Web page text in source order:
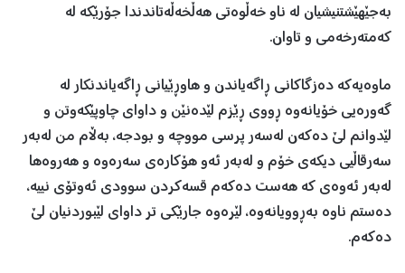
به‌جێهێشتنیشیان له‌ ناو خه‌ڵوه‌تی هه‌ڵخه‌ڵه‌تاندندا جۆرێكه‌ له‌
كه‌مته‌رخه‌می و ‌تاوان.
ماوه‌یه‌كه‌ ده‌زگاكانی ڕاگه‌یاندن و هاوڕێیانی ڕاگه‌یاندنكار له
‌گه‌وره‌یی خۆیانه‌وه‌ ڕووی ڕێزم لێده‌نێن و داوای چاوپێكه‌وتن و
لێدوانم لێ ده‌كه‌ن له‌سه‌ر پرسی مووچه‌ و بودجه‌، به‌ڵام من‌ له‌به‌ر
سه‌رقاڵیی دیکەی خۆم و له‌به‌ر ئه‌و هۆكاره‌ی سه‌ره‌وه‌ و هه‌روه‌ها
له‌به‌ر ئه‌وه‌ی كه‌ هه‌ست ده‌كه‌م قسه‌كردن سوودی ئه‌وتۆی نییه،‌
ده‌ستم ناوه‌ به‌ڕوویانه‌وه‌، لێره‌وه‌ جارێكی تر داوای لێبوردنیان لێ
ده‌كه‌م.